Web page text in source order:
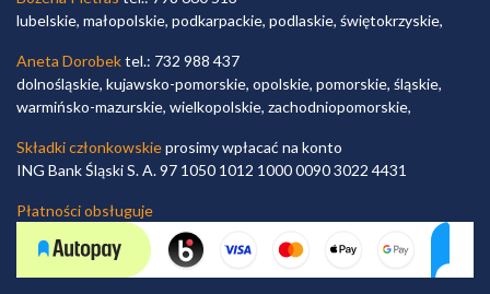
lubelskie, małopolskie, podkarpackie, podlaskie, świętokrzyskie,
Aneta Dorobektel.: 732 988 437
dolnośląskie, kujawsko-pomorskie, opolskie, pomorskie, śląskie,
warmińsko-mazurskie, wielkopolskie, zachodniopomorskie,
Składki członkowskieprosimy wpłacać na konto
ING Bank Śląski S. A. 97 1050 1012 1000 0090 3022 4431
Płatności obsługuje